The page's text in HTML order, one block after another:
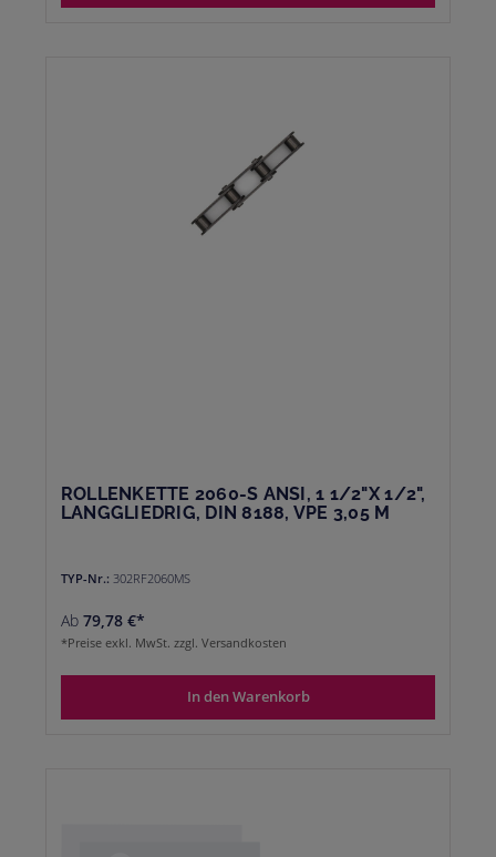
ROLLENKETTE 2060-S ANSI, 1 1/2"X 1/2",
LANGGLIEDRIG, DIN 8188, VPE 3,05 M
TYP-Nr.: 302RF2060MS
Ab 79,78 €*
*Preise exkl. MwSt. zzgl. Versandkosten
In den Warenkorb